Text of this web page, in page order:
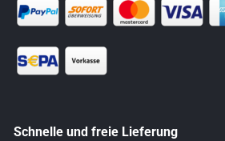
Schnelle und freie Lieferung